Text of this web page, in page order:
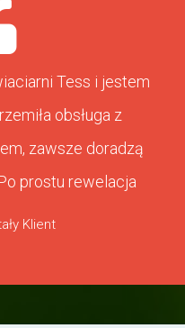
Tess i jestem
obsługa z
zawsze doradzą
prostu rewelacja
Klient